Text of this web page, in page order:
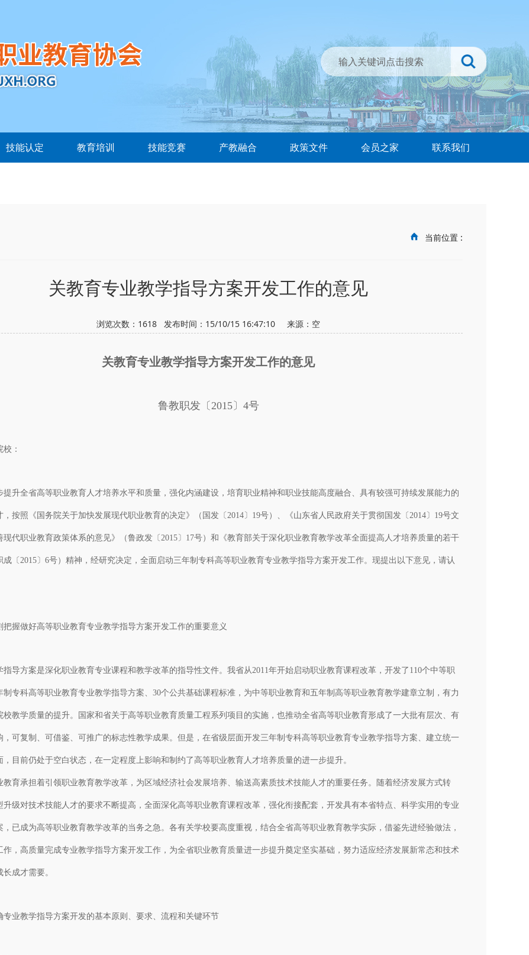
技能认定 教育培训 技能竞赛 产教融合 政策文件 会员之家 联系我们
当前位置 :
关教育专业教学指导方案开发工作的意见
浏览次数： 1618 发布时间：15/10/15 16:47:10 来源： 空
关教育专业教学指导方案开发工作的意见
鲁教职发〔2015〕4号
：
全省高等职业教育人才培养水平和质量，强化内涵建设，培育职业精神和职业技能高度融合、具有较强可持续发展能力的
，按照《国务院关于加快发展现代职业教育的决定》（国发〔2014〕19号）、《山东省人民政府关于贯彻国发〔2014〕19号文
现代职业教育政策体系的意见》（鲁政发〔2015〕17号）和《教育部关于深化职业教育教学改革全面提高人才培养质量的若干
成〔2015〕6号）精神，经研究决定，全面启动三年制专科高等职业教育专业教学指导方案开发工作。现提出以下意见，请认
做好高等职业教育专业教学指导方案开发工作的重要意义
方案是深化职业教育专业课程和教学改革的指导性文件。我省从2011年开始启动职业教育课程改革，开发了110个中等职
制专科高等职业教育专业教学指导方案、30个公共基础课程标准，为中等职业教育和五年制高等职业教育教学建章立制，有力
校教学质量的提升。国家和省关于高等职业教育质量工程系列项目的实施，也推动全省高等职业教育形成了一大批有层次、有
，可复制、可借鉴、可推广的标志性教学成果。但是，在省级层面开发三年制专科高等职业教育专业教学指导方案、建立统一
，目前仍处于空白状态，在一定程度上影响和制约了高等职业教育人才培养质量的进一步提升。
承担着引领职业教育教学改革，为区域经济社会发展培养、输送高素质技术技能人才的重要任务。随着经济发展方式转
升级对技术技能人才的要求不断提高，全面深化高等职业教育课程改革，强化衔接配套，开发具有本省特点、科学实用的专业
，已成为高等职业教育教学改革的当务之急。各有关学校要高度重视，结合全省高等职业教育教学实际，借鉴先进经验做法，
作，高质量完成专业教学指导方案开发工作，为全省职业教育质量进一步提升奠定坚实基础，努力适应经济发展新常态和技术
成才需要。
教学指导方案开发的基本原则、要求、流程和关键环节